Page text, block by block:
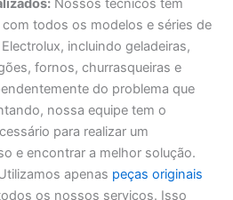
todos os modelos e séries de
incluindo geladeiras,
fornos, churrasqueiras e
do problema que
nossa equipe tem o
para realizar um
e encontrar a melhor solução.
apenas peças originais
os nossos serviços. Isso